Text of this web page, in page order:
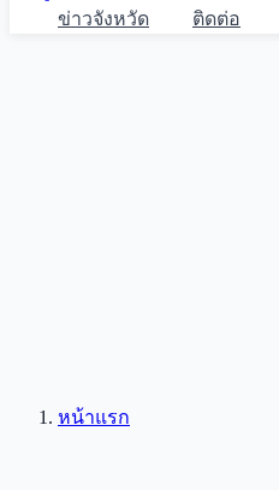
ข่าวจังหวัด
ติดต่อ
หน้าแรก